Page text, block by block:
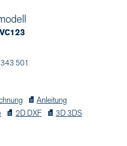
501
Anleitung
2D DXF 3D 3DS